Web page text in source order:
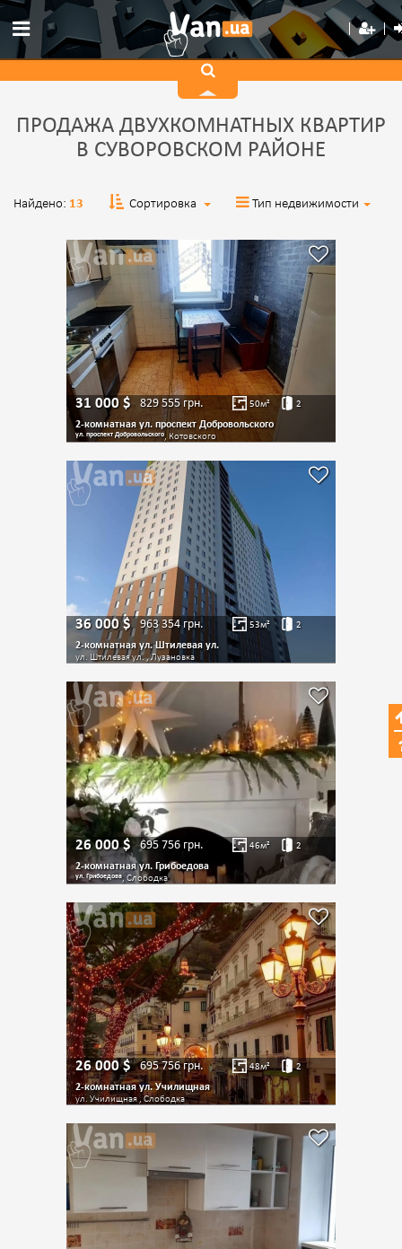
ПРОДАЖА ДВУХКОМНАТНЫХ КВАРТИР
В СУВОРОВСКОМ РАЙОНЕ
Найдено: 13 Сортировка Тип недвижимости
31 000$ 829 555 грн. 50м² 2
2-комнатная ул. проспект Добровольского
ул. проспект Добровольского, Котовского
36 000$ 963 354грн. 53м² 2
2-комнатная ул. Штилевая ул.
ул. Штилевая ул. , Лузановка
26 000$ 695 756 грн. 46м² 2
2-комнатная ул. Грибоедова
ул. Грибоедова, Слободка
26 000$ 695 756грн. 48м² 2
2-комнатная ул. Училищная
ул. Училищная , Слободка